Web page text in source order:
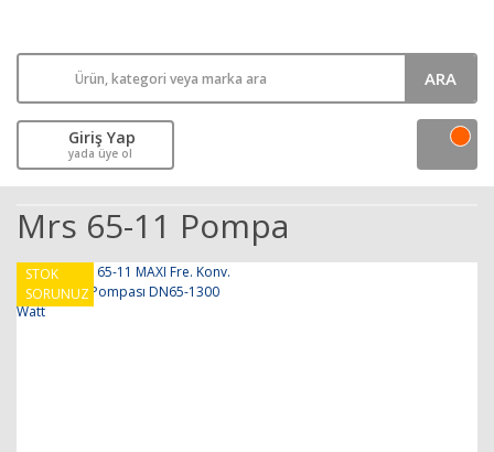
ARA
Giriş Yap
yada üye ol
Mrs 65-11 Pompa
STOK
SORUNUZ